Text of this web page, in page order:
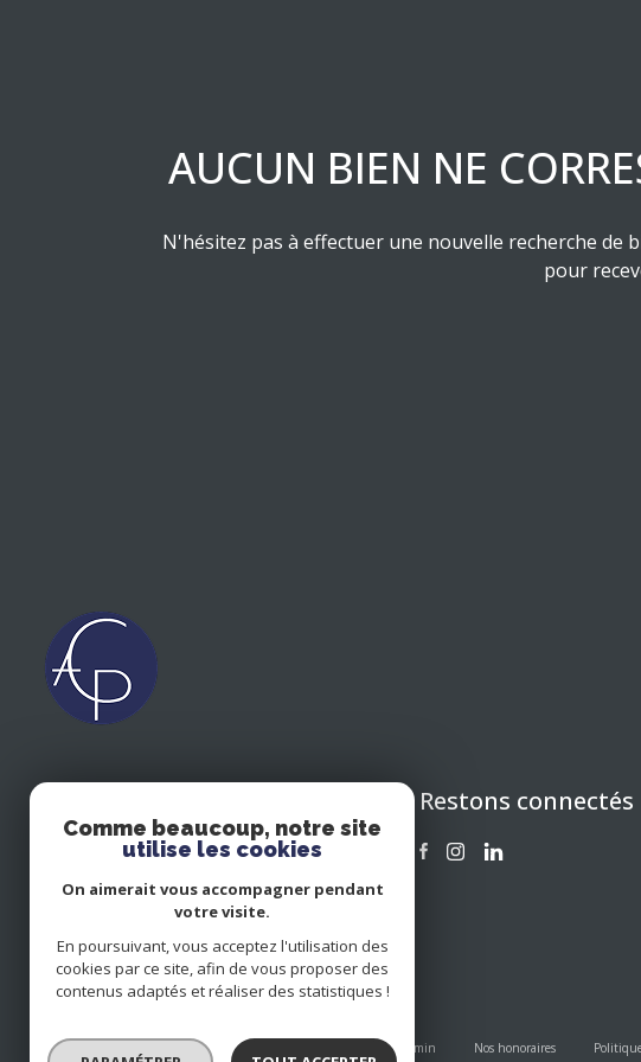
EMPRUNTEURAUCUN BIEN NE
N'hésitez pas à effectuer une nouvelle recherche de
pour
EN PATRIMOINE 64
05 59 43 06 47
cacp64@icloud.com
" CÔTÉ IMMOBILIER " 15 RUE DE
BOURG 64480 USTARITZ
Restons connectés
Nos partenaires Mentions légales Admin Nos honoraires
Comme beaucoup, notre site
utilise les cookies
On aimerait vous accompagner pendant
votre visite.
En poursuivant, vous acceptez l'utilisation des
cookies par ce site, afin de vous proposer des
contenus adaptés et réaliser des statistiques !